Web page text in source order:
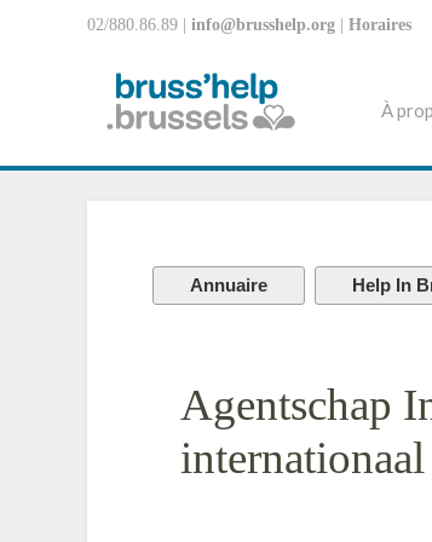
02/880.86.89 | info@brusshelp.org Horaires
À
Annuaire Help In
Agentschap